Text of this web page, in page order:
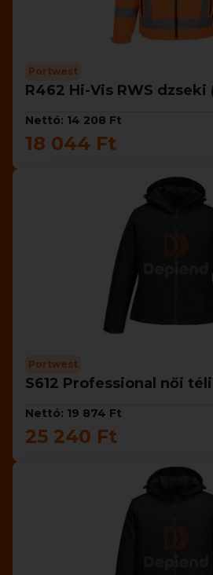
Portwest
R462 Hi-Vis RWS dzseki
Nettó: 14 208 Ft
18 044 Ft
Portwest
S612 Professional női
Nettó: 19 874 Ft
25 240 Ft